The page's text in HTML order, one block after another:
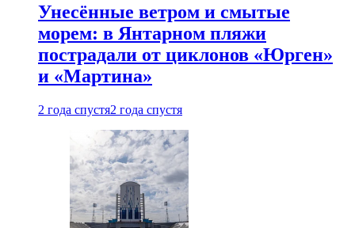
Унесённые ветром и смытые
морем: в Янтарном пляжи
пострадали от циклонов «Юрген»
и «Мартина»
2 года спустя2 года спустя